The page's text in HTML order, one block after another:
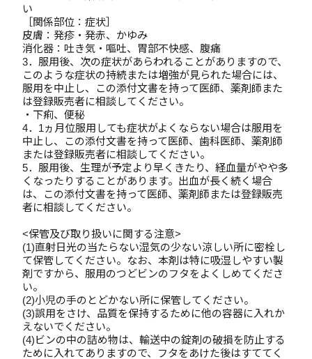
い
［関係部位：症状］
皮膚：発疹・発赤、かゆみ
消化器：吐き気・嘔吐、胃部不快感、腹痛
3．服用後、次の症状があらわれることがありますので、
このような症状の持続または増強が見られた場合には、
服用を中止し、この添付文書を持って医師、薬剤師また
は登録販売者に相談してください。
・下痢、便秘
4．1ヵ月位服用しても症状がよくならない場合は服用を
中止し、この添付文書を持って医師、歯科医師、薬剤師
または登録販売者に相談してください。
5．服用後、生理が予定より早くきたり、経血量がやや多
くなったりすることがあります。出血が長く続く場合
は、この添付文書を持って医師、薬剤師または登録販売
者に相談してください。
<保管及び取り扱いに関する注意>
(1)直射日光の当たらない湿気の少ない涼しい所に密栓し
て保管してください。なお、本剤は特に吸湿しやすい製
剤ですから、服用のつどビンのフタをよくしめてくださ
い。
(2)小児の手のとどかない所に保管してください。
(3)誤用をさけ、品質を保持するために他の容器に入れか
えないでください。
(4)ビンの中の詰め物は、輸送中の錠剤の破損を防止する
ために入れてありますので、フタをあけた後はすててく